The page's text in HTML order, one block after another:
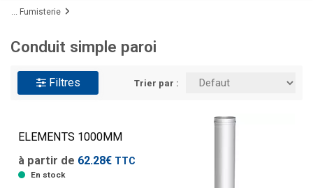
Fumisterie
Conduit simple paroi
Filtres Trier par :
ELEMENTS 1000MM
à partir de 62.28€ TTC
En stock